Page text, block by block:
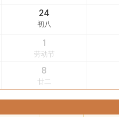
24
初八
1
劳动节
8
廿二